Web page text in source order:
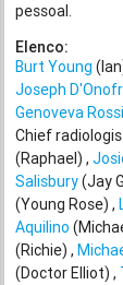
pessoal.
Elenco:
Burt Young
Joseph
Genoveva Rossi
Chief
(Raphael)
Salisbury(Jay
(Young Rose)
Aquilino
(Richie)
(Doctor Elliot)